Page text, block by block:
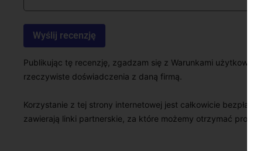
Publikując tę recenzję, zgadzam się z Warunkami
rzeczywiste doświadczenia z daną firmą.
Korzystanie z tej strony internetowej jest całkowicie
zawierają linki partnerskie, za które możemy otrzymać prowizję.